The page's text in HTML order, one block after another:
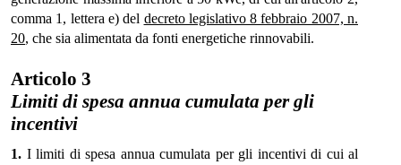
comma 1, lettera e) del decreto legislativo 8 febbraio 2007, n.
20, che sia alimentata da fonti energetiche rinnovabili.
Articolo 3
Limiti di spesa annua cumulata per gli
incentivi
1. I limiti di spesa annua cumulata per gli incentivi di cui al